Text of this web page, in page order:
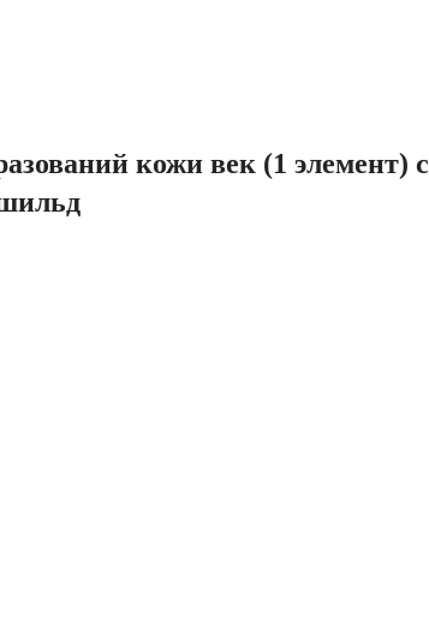
кожи век (1 элемент) с